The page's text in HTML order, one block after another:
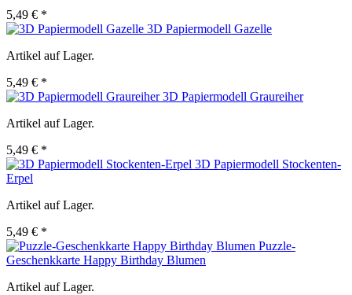
5,49 € *
3D Papiermodell Gazelle
Artikel auf Lager.
5,49 € *
3D Papiermodell Graureiher
Artikel auf Lager.
5,49 € *
3D Papiermodell Stockenten-
Erpel
Artikel auf Lager.
5,49 € *
Puzzle-
Geschenkkarte Happy Birthday Blumen
Artikel auf Lager.